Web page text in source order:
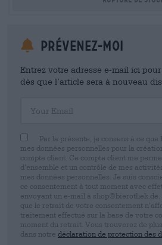
Prévenez-moi
Entrez votre adresse e-mail ici
dès que l’article sera à nouveau
Par la présente, je consens à ce
mes données personnelles pour la
compte client. Ce compte client me
d’ensemble et un contrôle de mes
mes données personnelles. Je suis
ce consentement à tout moment avec
envoyant un e-mail à
que le retrait de votre consentement
traitement effectué sur la base de votre
moment du retrait. Vous trouverez de
dans notre déclaration de protection des